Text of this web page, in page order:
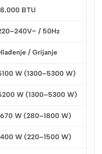
BTU
/ 50Hz
/ Grijanje
W (1300–5300 W)
W (1300–5300 W)
W (280–1800 W)
W (220–1500 W)